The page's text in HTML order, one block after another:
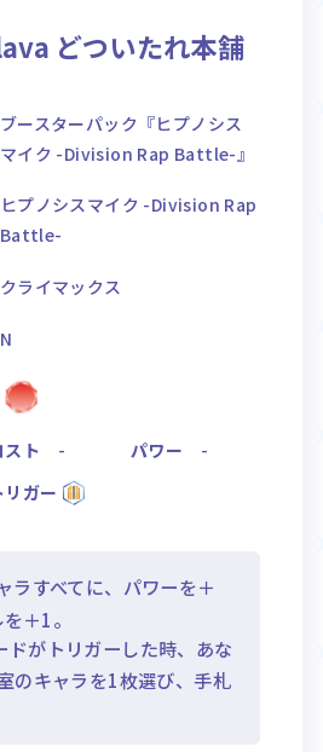
どついたれ本舗
ブースターパック『ヒプノシス
マイク -Division Rap Battle-』
ヒプノシスマイク -Division Rap
Battle-
クライマックス
N
スト - パワー
-
リガー
ラすべてに、パワーを＋
＋1。
ドがトリガーした時、あな
のキャラを1枚選び、手札